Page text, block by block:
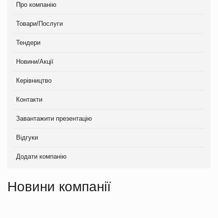
Про компанію
Товари/Послуги
Тендери
Новини/Акції
Керівництво
Контакти
Завантажити презентацію
Відгуки
Додати компанію
Новини компанії